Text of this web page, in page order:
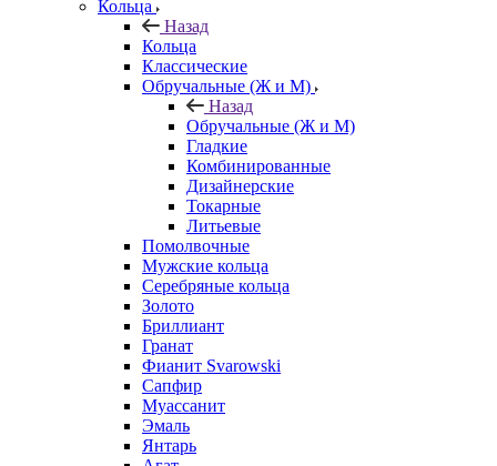
Кольца
Назад
Кольца
Классические
Обручальные (Ж и М)
Назад
Обручальные (Ж и М)
Гладкие
Комбинированные
Дизайнерские
Токарные
Литьевые
Помолвочные
Мужские кольца
Серебряные кольца
Золото
Бриллиант
Гранат
Фианит Svarowski
Сапфир
Муассанит
Эмаль
Янтарь